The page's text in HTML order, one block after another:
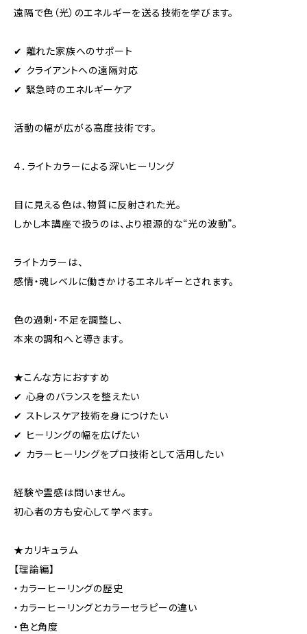
遠隔で色（光）のエネルギーを送る技術を学びます。
✔ 離れた家族へのサポート
✔ クライアントへの遠隔対応
✔ 緊急時のエネルギーケア
活動の幅が広がる高度技術です。
４．ライトカラーによる深いヒーリング
目に見える色は、物質に反射された光。
しかし本講座で扱うのは、より根源的な“光の波動”。
ライトカラーは、
感情・魂レベルに働きかけるエネルギーとされます。
色の過剰・不足を調整し、
本来の調和へと導きます。
★こんな方におすすめ
✔ 心身のバランスを整えたい
✔ ストレスケア技術を身につけたい
✔ ヒーリングの幅を広げたい
✔ カラーヒーリングをプロ技術として活用したい
経験や霊感は問いません。
初心者の方も安心して学べます。
★カリキュラム
【理論編】
・カラーヒーリングの歴史
・カラーヒーリングとカラーセラピーの違い
・色と角度